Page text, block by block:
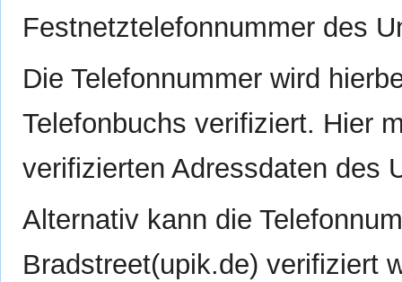
Festnetztelefonnummer des
Die Telefonnummer wird
Telefonbuchs verifiziert. Hier
verifizierten Adressdaten des
Alternativ kann die
Bradstreet(upik.de) verifiziert